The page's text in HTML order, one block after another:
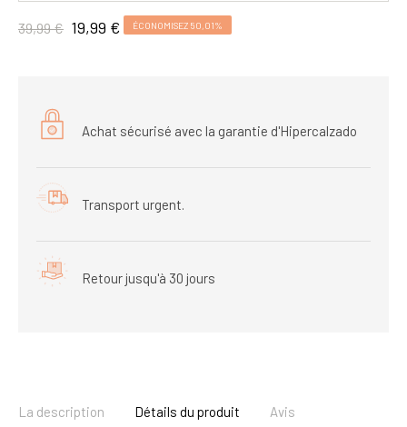
39,99 € 19,99 € ÉCONOMISEZ 50,01%
Achat sécurisé avec la garantie d'Hipercalzado
Transport urgent.
Retour jusqu'à 30 jours
La description Détails du produit Avis